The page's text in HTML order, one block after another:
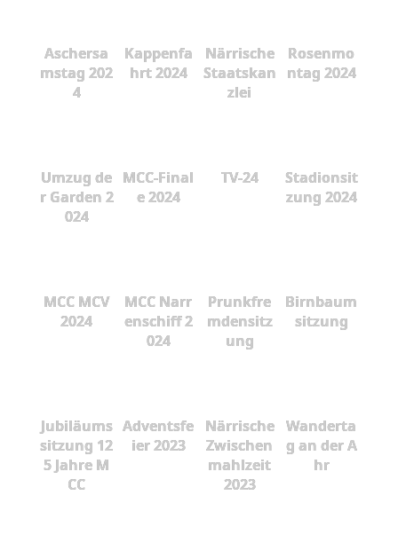
Aschersa
mstag 202
4
Kappenfa
hrt 2024
Närrische
Staatskan
zlei
Rosenmo
ntag 2024
Umzug de
r Garden 2
024
MCC-Final
e 2024
TV-24
Stadionsit
zung 2024
MCC MCV
2024
MCC Narr
enschiff 2
024
Prunkfre
mdensitz
ung
Birnbaum
sitzung
Jubiläums
sitzung 12
5 Jahre M
CC
Adventsfe
ier 2023
Närrische
Zwischen
mahlzeit
2023
Wanderta
g an der A
hr